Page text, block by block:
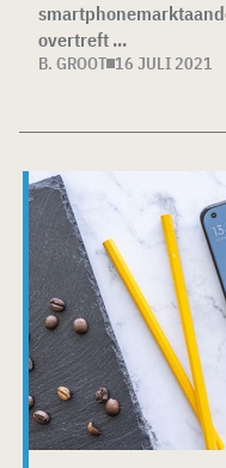
overtreft ...
B. GROOT 16 JULI 2021